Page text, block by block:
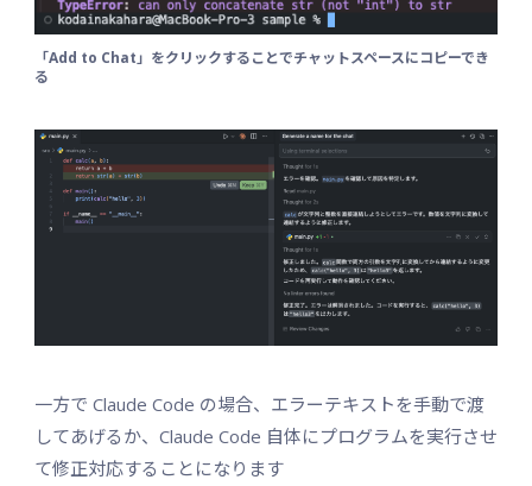
「Add to Chat」をクリックすることでチャットスペースにコピーでき
る
一方で Claude Code の場合、エラーテキストを手動で渡
してあげるか、Claude Code 自体にプログラムを実行させ
て修正対応することになります